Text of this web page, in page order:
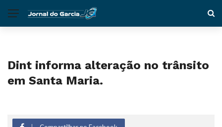
Dint informa alteração no trânsito
em Santa Maria.